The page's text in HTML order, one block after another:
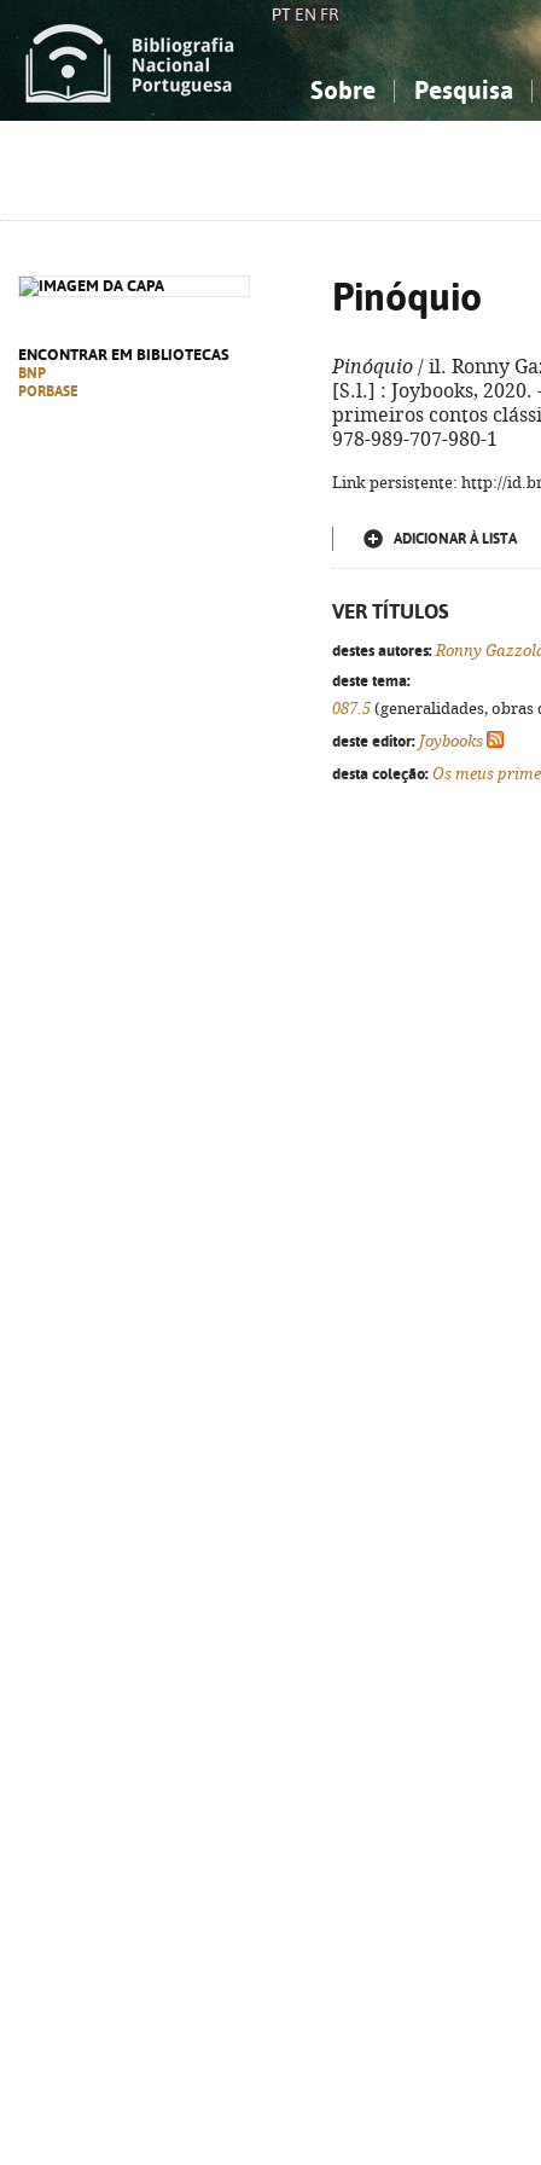
PT EN FR
Sobre Pesquisa
ENCONTRAR EM BIBLIOTECAS
BNP
PORBASE
Pinóquio
Pinóquio / il. Ronny
[S.l.] : Joybooks,
primeiros contos
978-989-707-980-1
Link persistente: http://
ADICIONAR À LISTA
VER TÍTULOS
destes autores: Ronny
deste tema:
087.5 (generalidades,
deste editor: Joybooks
desta coleção: Os meus